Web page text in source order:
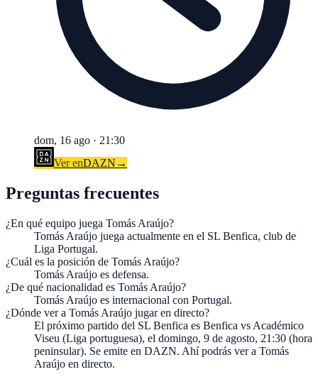
dom, 16 ago · 21:30
Ver enDAZN →
Preguntas frecuentes
¿En qué equipo juega Tomás Araújo?
Tomás Araújo juega actualmente en el SL Benfica, club de
Liga Portugal.
¿Cuál es la posición de Tomás Araújo?
Tomás Araújo es defensa.
¿De qué nacionalidad es Tomás Araújo?
Tomás Araújo es internacional con Portugal.
¿Dónde ver a Tomás Araújo jugar en directo?
El próximo partido del SL Benfica es Benfica vs Académico
Viseu (Liga portuguesa), el domingo, 9 de agosto, 21:30 (hora
peninsular). Se emite en DAZN. Ahí podrás ver a Tomás
Araújo en directo.